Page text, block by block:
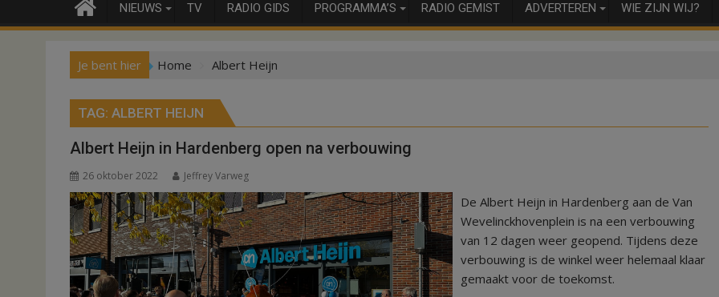
NIEUWS TV RADIO GIDS PROGRAMMA’S RADIO GEMIST ADVERTEREN WIE ZIJN WIJ?
Je bent hier Home Albert Heijn
TAG: ALBERT HEIJN
Albert Heijn in Hardenberg open na verbouwing
26 oktober 2022 Jeffrey Varweg
De Albert Heijn in Hardenberg aan de Van
Wevelinckhovenplein is na een verbouwing
van 12 dagen weer geopend. Tijdens deze
verbouwing is de winkel weer helemaal klaar
gemaakt voor de toekomst.